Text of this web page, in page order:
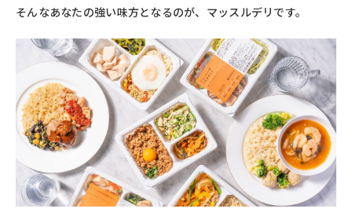
そんなあなたの強い味方となるのが、マッスルデリです。